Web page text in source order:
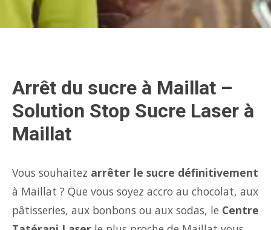
Arrêt du sucre à Maillat –
Solution Stop Sucre Laser à
Maillat
Vous souhaitez arrêter le sucre définitivement
à Maillat ? Que vous soyez accro au chocolat, aux
pâtisseries, aux bonbons ou aux sodas, le Centre